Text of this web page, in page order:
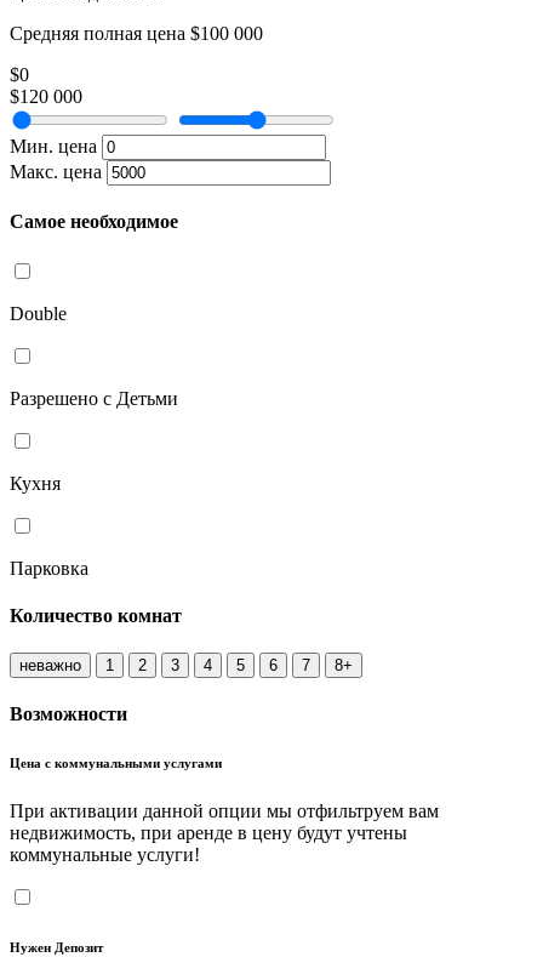
Средняя полная цена $100 000
$0
$120 000
Мин. цена
Макс. цена
Самое необходимое
Double
Разрешено с Детьми
Кухня
Парковка
Количество комнат
неважно 1 2 3 4 5 6 7 8+
Возможности
Цена с коммунальными услугами
При активации данной опции мы отфильтруем вам
недвижимость, при аренде в цену будут учтены
коммунальные услуги!
Нужен Депозит